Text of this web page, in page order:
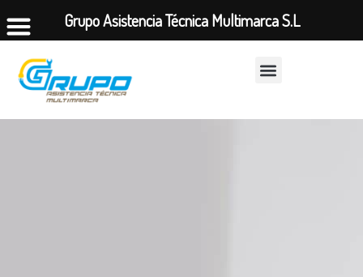
Grupo Asistencia Técnica Multimarca S.L